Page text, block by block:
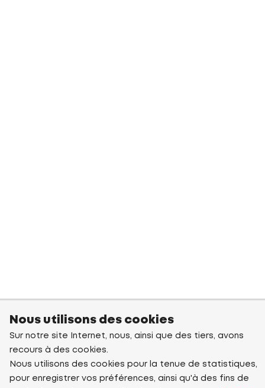
Nous utilisons des cookies
Sur notre site Internet, nous, ainsi que des tiers, avons
recours à des cookies.
Nous utilisons des cookies pour la tenue de statistiques,
pour enregistrer vos préférences, ainsi qu'à des fins de